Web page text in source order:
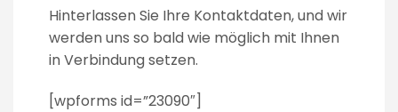
Hinterlassen Sie Ihre Kontaktdaten, und wir
werden uns so bald wie möglich mit Ihnen
in Verbindung setzen.
[wpforms id=”23090″]